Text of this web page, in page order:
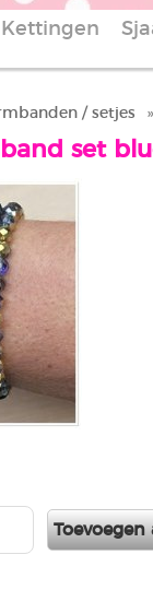
Kettingen
/ setjes
set